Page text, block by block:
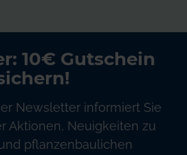
10€ Gutschein
Newsletter informiert Sie
Aktionen, Neuigkeiten zu
pflanzenbaulichen